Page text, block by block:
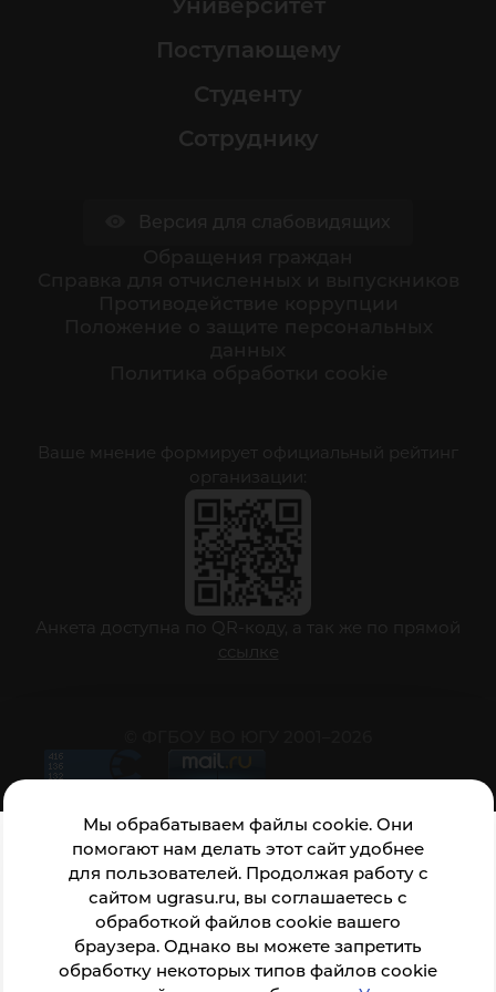
Мы обрабатываем файлы cookie. Они
помогают нам делать этот сайт удобнее
для пользователей. Продолжая работу с
сайтом ugrasu.ru, вы соглашаетесь с
обработкой файлов cookie вашего
браузера. Однако вы можете запретить
обработку некоторых типов файлов cookie
Университет
Поступающему
Студенту
Сотруднику
Ваше мнение формирует официальный рейтинг
организации:
Анкета доступна по QR-коду, а так же по прямой
ссылке